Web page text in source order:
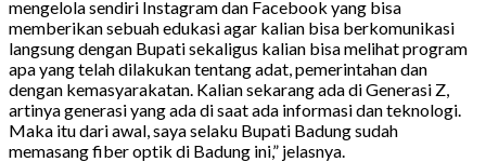
mengelola sendiri Instagram dan Facebook yang bisa
memberikan sebuah edukasi agar kalian bisa berkomunikasi
langsung dengan Bupati sekaligus kalian bisa melihat program
apa yang telah dilakukan tentang adat, pemerintahan dan
dengan kemasyarakatan. Kalian sekarang ada di Generasi Z,
artinya generasi yang ada di saat ada informasi dan teknologi.
Maka itu dari awal, saya selaku Bupati Badung sudah
memasang fiber optik di Badung ini,” jelasnya.